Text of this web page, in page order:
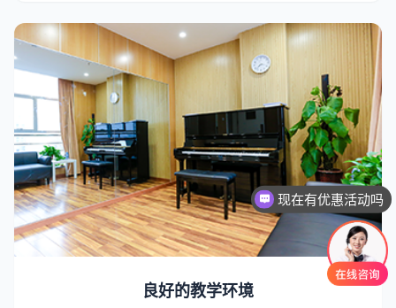
良好的教学环境
现在有优惠活动吗